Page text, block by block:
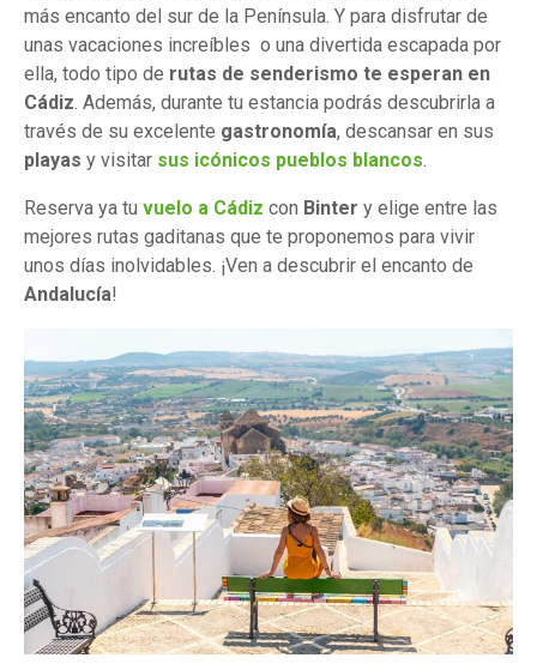
más encanto del sur de la Península. Y para disfrutar de
unas vacaciones increíbles o una divertida escapada por
ella, todo tipo de rutas de senderismo te esperan en
Cádiz. Además, durante tu estancia podrás descubrirla a
través de su excelente gastronomía, descansar en sus
playas y visitar sus icónicos pueblos blancos.
Reserva ya tu vuelo a Cádiz con Binter y elige entre las
mejores rutas gaditanas que te proponemos para vivir
unos días inolvidables. ¡Ven a descubrir el encanto de
Andalucía!